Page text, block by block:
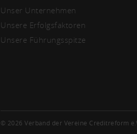
Unser Unternehmen
Unsere Erfolgsfaktoren
Unsere Führungsspitze
© 2026 Verband der Vereine Creditreform